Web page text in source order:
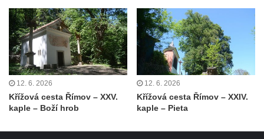
Kaple Panny Marie v Lahošti
Kaple svatého Jana Nepomuckého v
Lahošti
Kostel svatého Mikuláše v Mikulášovicích
Kaple Matky Boží v Mikulášovicích
Kaple Andělů strážných (Fürleova kaple) v
Mikulášovicích
12. 6. 2026
Křížová cesta Římov – XXV.
kaple – Boží hrob
12. 6. 2026
Křížová cesta Římov – XXIV.
kaple – Pieta